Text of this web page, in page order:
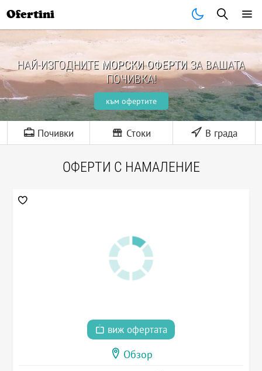
Ofertini
НАЙ-ИЗГОДНИТЕ МОРСКИ ОФЕРТИЗА ВАШАТА
ПОЧИВКА!
към офертите
Почивки Стоки В града
ОФЕРТИ С НАМАЛЕНИЕ
виж офертата
Обзор